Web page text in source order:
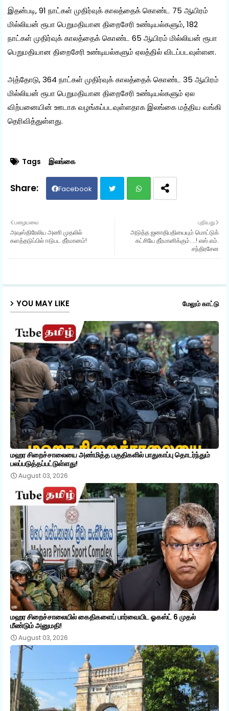
இதன்படி, 91 நாட்கள் முதிர்வுக் காலத்தைக் கொண்ட 75 ஆயிரம்
மில்லியன் ரூபா பெறுமதியான திறைசேரி உண்டியல்களும், 182
நாட்கள் முதிர்வுக் காலத்தைக் கொண்ட 65 ஆயிரம் மில்லியன் ரூபா
பெறுமதியான திறைசேரி உண்டியல்களும் ஏலத்தில் விடப்படவுள்ளன.
அத்தோடு, 364 நாட்கள் முதிர்வுக் காலத்தைக் கொண்ட 35 ஆயிரம்
மில்லியன் ரூபா பெறுமதியான திறைசேரி உண்டியல்களும் ஏல
விற்பனையின் ஊடாக வழங்கப்படவுள்ளதாக இலங்கை மத்திய வங்கி
தெரிவித்துள்ளது.
Tags இலங்கை
Facebook
ats
புதியது
அடுத்த ஜனாதிபதியையும் மொட்டுக்
கட்சியே தீர்மானிக்கும்....! எஸ்.எம்.
சந்திரசேன
பழையவை
அவுஸ்திரேலிய அணி முதலில்
களத்தடுப்பில் ஈடுபட தீர்மானம்!
YOU MAY LIKE மேலும் காட்டு
மஹர சிறைச்சாலையை அண்மித்த பகுதிகளில் பாதுகாப்பு தொடர்ந்தும்
பலப்படுத்தப்பட்டுள்ளது!
August 03, 2026
மஹர சிறைச்சாலையில் கைதிகளைப் பார்வையிட ஓகஸ்ட் 6 முதல்
மீண்டும் அனுமதி!
August 03, 2026